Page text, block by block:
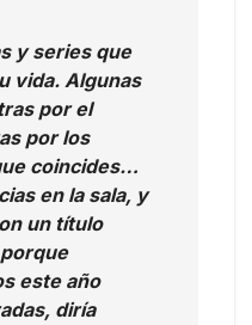
y series que
vida. Algunas
por el
por los
coincides…
en la sala, y
un título
este año
diría